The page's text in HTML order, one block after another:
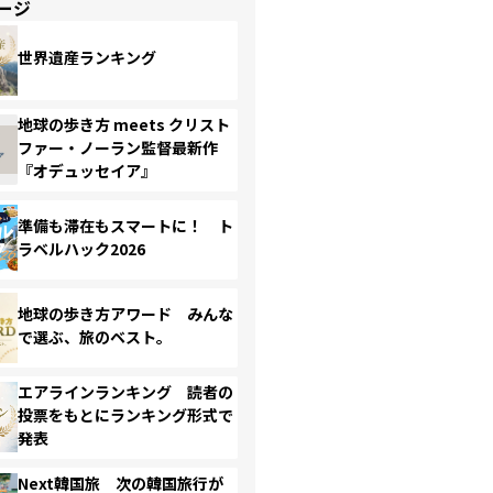
ジ
世界遺産ランキング
地球の歩き方 meets クリスト
ファー・ノーラン監督最新作
『オデュッセイア』
準備も滞在もスマートに！ ト
ラベルハック2026
地球の歩き方アワード みんな
で選ぶ、旅のベスト。
エアラインランキング 読者の
投票をもとにランキング形式で
発表
Next韓国旅 次の韓国旅行が